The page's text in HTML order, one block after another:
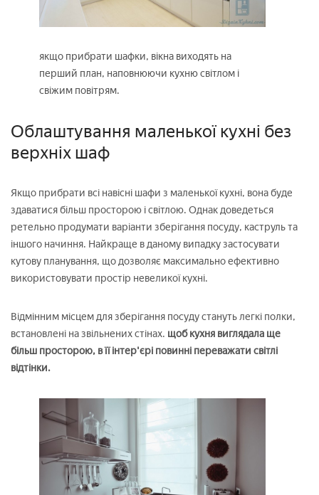
якщо прибрати шафки, вікна виходять на
перший план, наповнюючи кухню світлом і
свіжим повітрям.
Облаштування маленької кухні без
верхніх шаф
Якщо прибрати всі навісні шафи з маленької кухні, вона буде
здаватися більш просторою і світлою. Однак доведеться
ретельно продумати варіанти зберігання посуду, каструль та
іншого начиння. Найкраще в даному випадку застосувати
кутову планування, що дозволяє максимально ефективно
використовувати простір невеликої кухні.
Відмінним місцем для зберігання посуду стануть легкі полки,
встановлені на звільнених стінах. щоб кухня виглядала ще
більш просторою, в її інтер'єрі повинні переважати світлі
відтінки.